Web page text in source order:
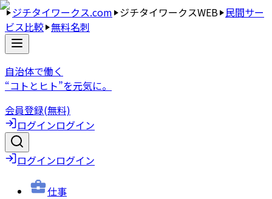
ジチタイワークス.com ジチタイワークスWEB 民間サー
ビス比較 無料名刺
自治体で働く
“コトとヒト”を元気に。
会員登録(無料)
ログインログイン
ログインログイン
仕事